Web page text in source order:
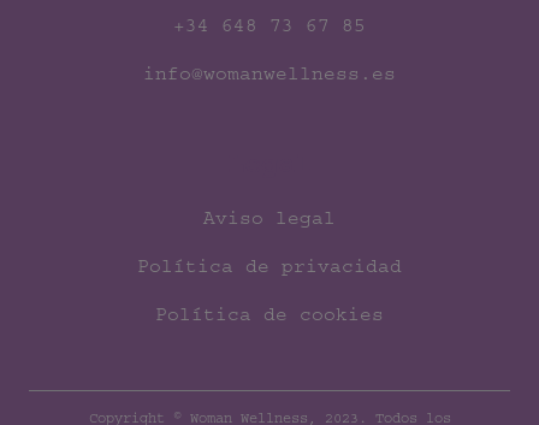
+34 648 73 67 85
info@womanwellness.es
Aviso legal
Política de privacidad
Política de cookies
Copyright © Woman Wellness, 2023. Todos los